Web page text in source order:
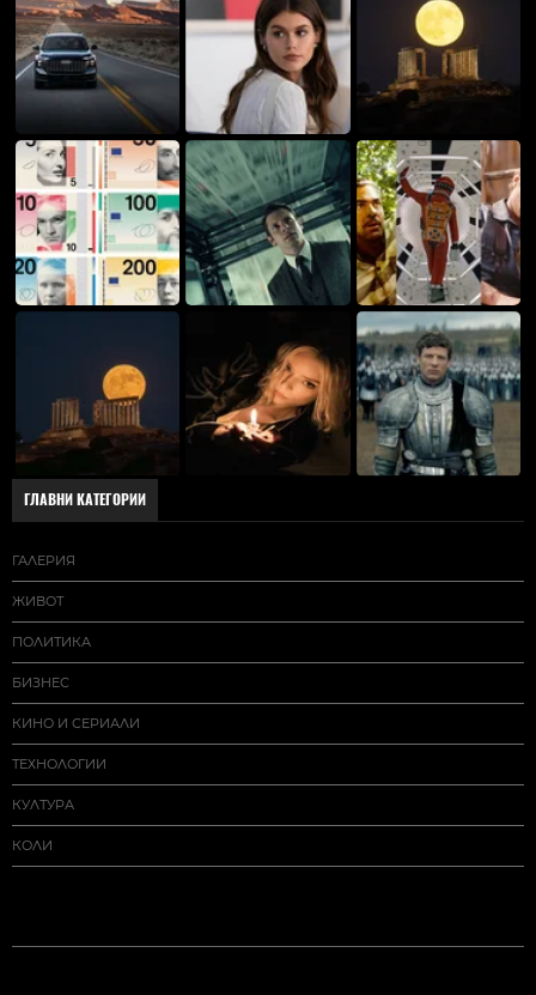
ГЛАВНИ КАТЕГОРИИ
ГАЛЕРИЯ
ЖИВОТ
ПОЛИТИКА
БИЗНЕС
КИНО И СЕРИАЛИ
ТЕХНОЛОГИИ
КУЛТУРА
КОЛИ